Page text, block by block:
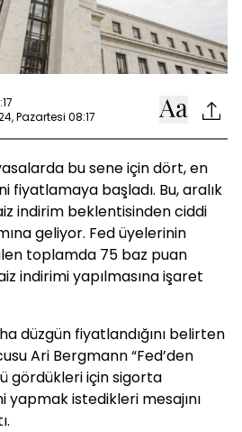
Pazartesi 08:17
bu sene için dört, en
fiyatlamaya başladı. Bu, aralık
indirim beklentisinden ciddi
geliyor. Fed üyelerinin
toplamda 75 baz puan
indirimi yapılmasına işaret
düzgün fiyatlandığını belirten
Ari Bergmann “Fed’den
gördükleri için sigorta
yapmak istedikleri mesajını